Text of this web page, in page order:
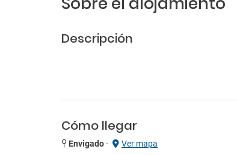
Descripción
Cómo llegar
Envigado- Ver mapa